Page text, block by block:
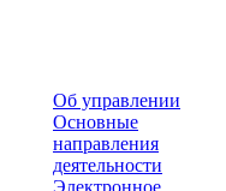
Об управлении
Основные
направления
деятельности
Электронное